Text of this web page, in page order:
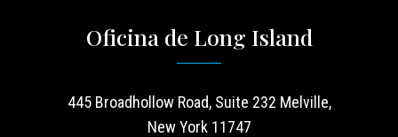
Oficina de Long Island
445 Broadhollow Road, Suite 232 Melville,
New York 11747